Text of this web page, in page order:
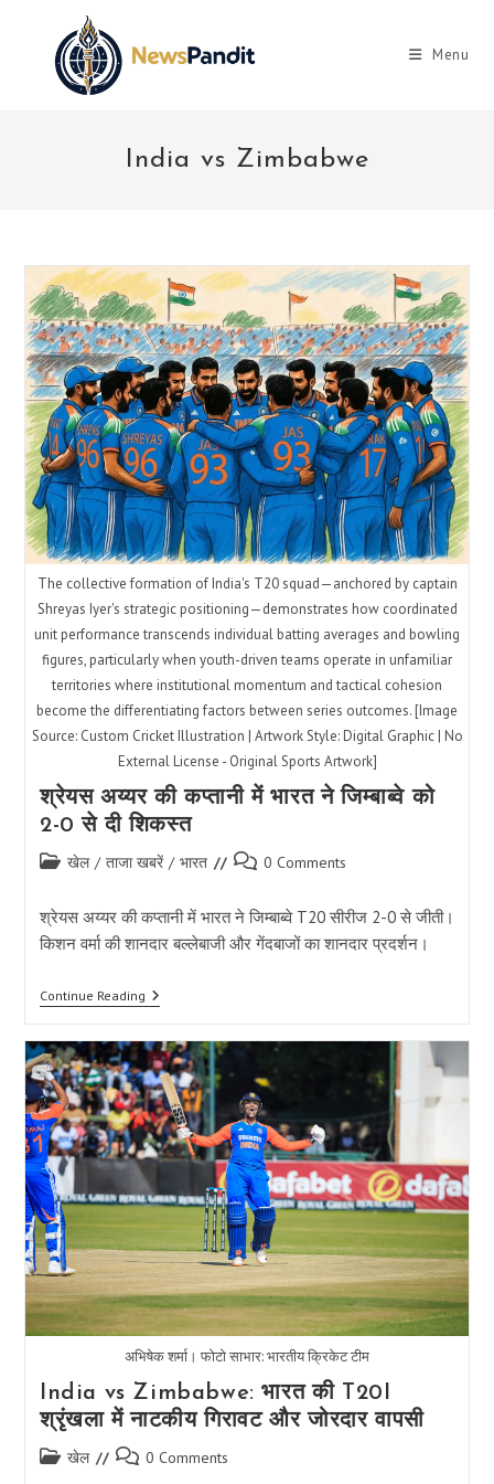
Menu
India vs Zimbabwe
The collective formation of India's T20 squad—anchored by captain
Shreyas Iyer's strategic positioning—demonstrates how coordinated
unit performance transcends individual batting averages and bowling
figures, particularly when youth-driven teams operate in unfamiliar
territories where institutional momentum and tactical cohesion
become the differentiating factors between series outcomes. [Image
Source: Custom Cricket Illustration | Artwork Style: Digital Graphic | No
External License - Original Sports Artwork]
श्रेयस अय्यर की कप्तानी में भारत ने जिम्बाब्वे को
2-0 से दी शिकस्त
Post खेल / ताजा खबरें / भारत
Post 0 Comments
श्रेयस अय्यर की कप्तानी में भारत ने जिम्बाब्वे T20 सीरीज 2-0 से जीती।
किशन वर्मा की शानदार बल्लेबाजी और गेंदबाजों का शानदार प्रदर्शन।
Continue Readingश्रेयस
अय्यर
कप्तानी
में
भारत
ने
जिम्बाब्वे
को
2-
0
से
दी
अभिषेक शर्मा। फोटो साभार: भारतीय क्रिकेट टीम
India vs Zimbabwe: भारत की T20I
श्रृंखला में नाटकीय गिरावट और जोरदार वापसी
Post खेल
Post 0 Comments